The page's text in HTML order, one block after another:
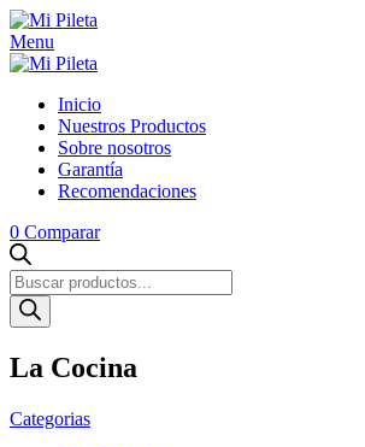
Menu
Inicio
Nuestros Productos
Sobre nosotros
Garantía
Recomendaciones
0 Comparar
Búsqueda
de
productos
La Cocina
Categorias